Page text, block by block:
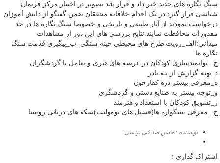
سنگ نگاره های جدید خبر داد و قرار شد تصویر در اختیار مرکز فریمان
شناسی قرار گیرد.در یک اقدام خلاقانه محققان ضمن گفتگو از دانش آموزان
درخواست نمودند از آثار طبیعی و تاریخی و خصوصا سنگ نگاره ها در حد
مقدورات محافظت نمایند.نتایج بررسی های این دور از مشاهدات
میدانی:الف_رویت طرح های محیطی چینه سنگی ب_پیگیری قدمت سنگ
نگاره ها
ج_ توانمندسازی کودکان در عرصه های هنری و تعامل با گردشگران
د_تهیه گزارش از تپه نادر
ه_معرفی بیشتر دره کفارخون
و_توجه بیشتر به صنایع دستی و گردشگری
ز_تشویق کودکان با استعداد و هنرمند
ح_ معرفی سنگواره ها(فسیل های نومولیت)سکه های دریایی روستا
نویسنده : حسن صادقی یونسی
اشتراک گذاری :